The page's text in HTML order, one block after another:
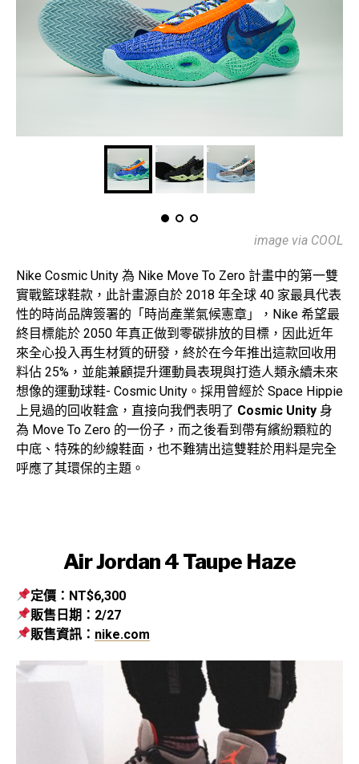
image via COOL
Nike Cosmic Unity 為 Nike Move To Zero 計畫中的第一雙
實戰籃球鞋款，此計畫源自於 2018 年全球 40 家最具代表
性的時尚品牌簽署的「時尚產業氣候憲章」，Nike 希望最
終目標能於 2050 年真正做到零碳排放的目標，因此近年
來全心投入再生材質的研發，終於在今年推出這款回收用
料佔 25%，並能兼顧提升運動員表現與打造人類永續未來
想像的運動球鞋- Cosmic Unity。採用曾經於 Space Hippie
上見過的回收鞋盒，直接向我們表明了 Cosmic Unity 身
為 Move To Zero 的一份子，而之後看到帶有繽紛顆粒的
中底、特殊的紗線鞋面，也不難猜出這雙鞋於用料是完全
呼應了其環保的主題。
Air Jordan 4 Taupe Haze
定價：NT$6,300
販售日期：2/27
販售資訊： nike.com